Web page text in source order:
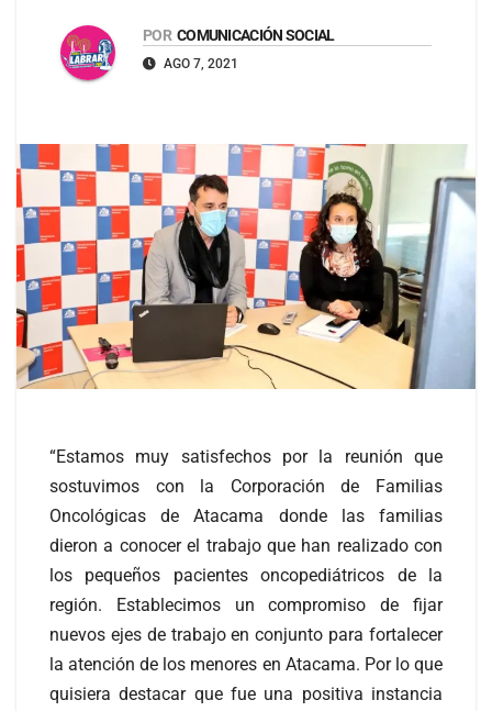
POR COMUNICACIÓN SOCIAL
AGO 7, 2021
“Estamos muy satisfechos por la reunión que
sostuvimos con la Corporación de Familias
Oncológicas de Atacama donde las familias
dieron a conocer el trabajo que han realizado con
los pequeños pacientes oncopediátricos de la
región. Establecimos un compromiso de fijar
nuevos ejes de trabajo en conjunto para fortalecer
la atención de los menores en Atacama. Por lo que
quisiera destacar que fue una positiva instancia